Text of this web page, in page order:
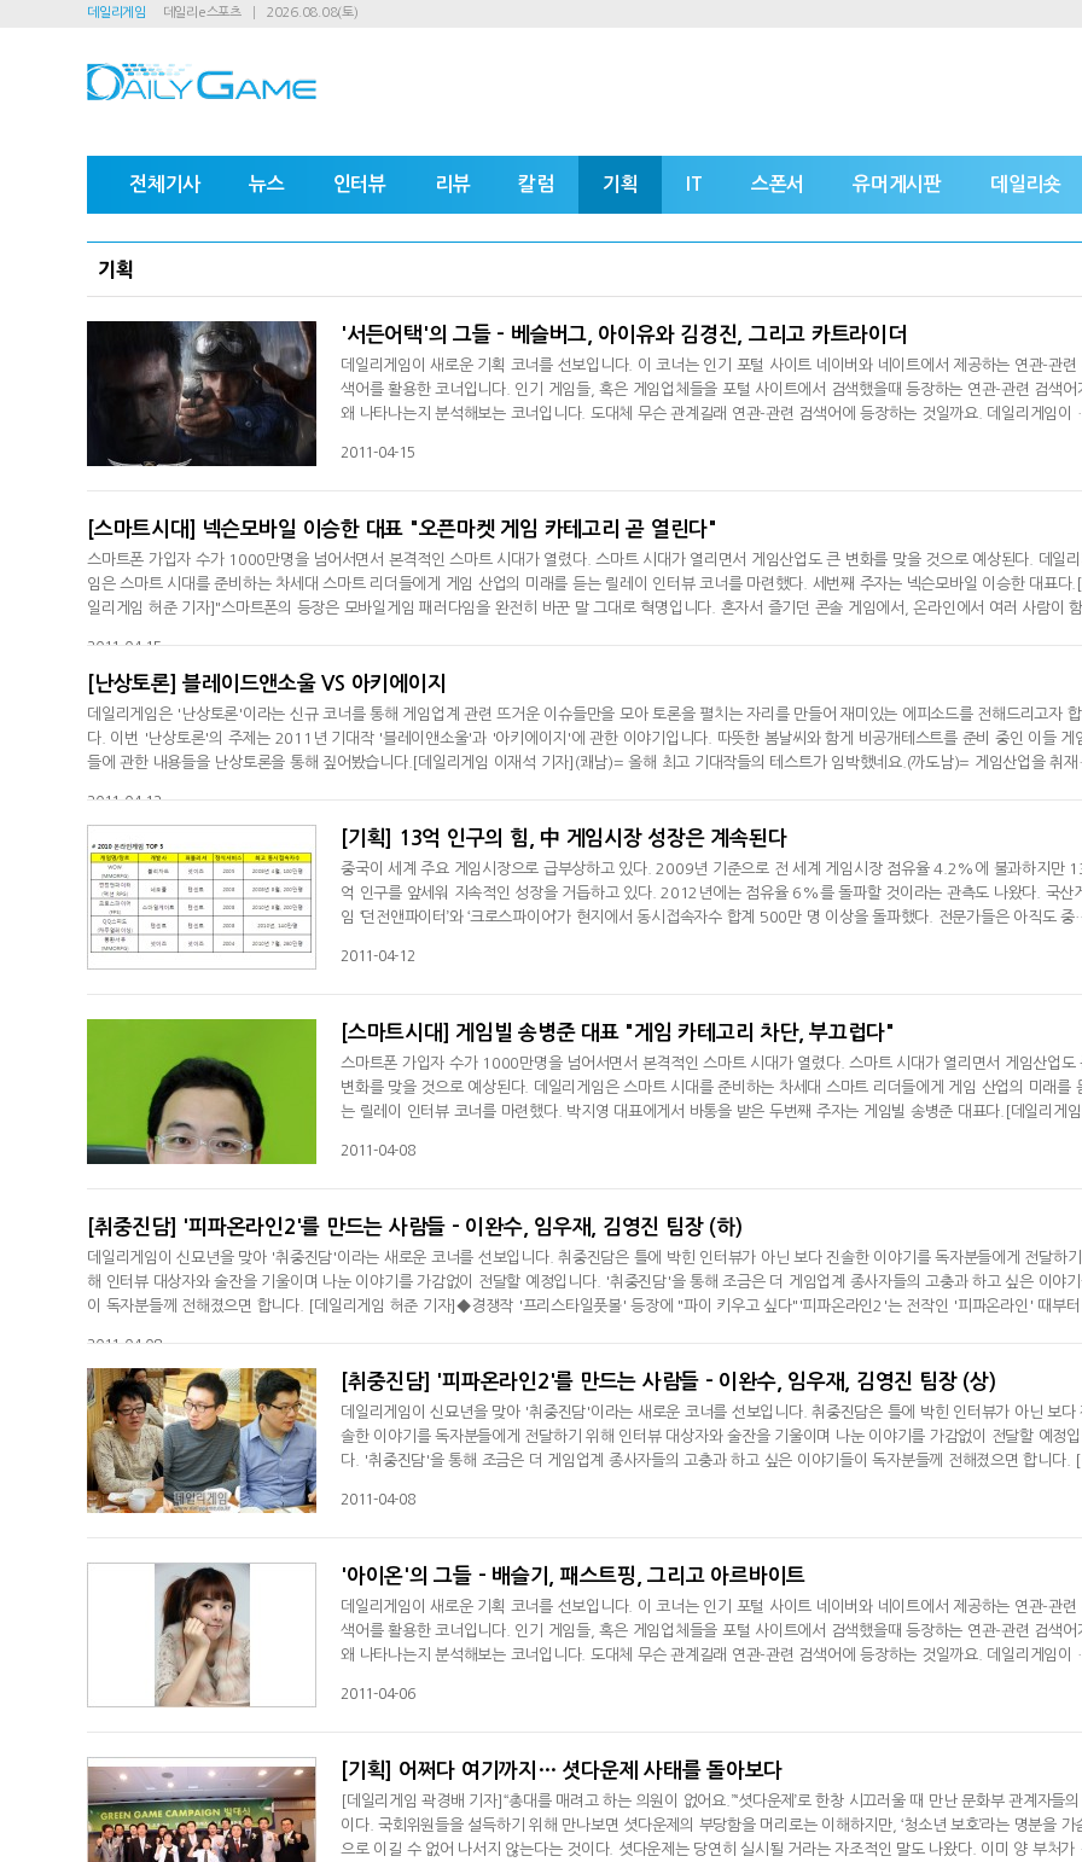
데일리게임 데일리e스포츠 2026.08.08(토)
전체기사 뉴스 인터뷰 리뷰 칼럼 기획 IT 스폰서 유머게시판 데일리숏
기획
'서든어택'의 그들 - 베슬버그, 아이유와 김경진, 그리고 카트라이더
데일리게임이 새로운 기획 코너를 선보입니다. 이 코너는 인기 포털 사이트 네이버와 네이트에서 제공하는 연관-관련
색어를 활용한 코너입니다. 인기 게임들, 혹은 게임업체들을 포털 사이트에서 검색했을때 등장하는 연관-관련 검색어
왜 나타나는지 분석해보는 코너입니다. 도대체 무슨 관계길래 연관-관련 검색어에 등장하는 것일까요. 데일리게임이
PC방 점유율 조사 사이트 게임트릭스 기준 '아이온'에 이어 2위 자리를 차지하고 있는 인기 FPS게임입니다. 과연 어떤
2011-04-15
[스마트시대] 넥슨모바일 이승한 대표 "오픈마켓 게임 카테고리 곧 열린다"
스마트폰 가입자 수가 1000만명을 넘어서면서 본격적인 스마트 시대가 열렸다. 스마트 시대가 열리면서 게임산업도 큰 변화를 맞을 것으로 예상된다. 데일리
임은 스마트 시대를 준비하는 차세대 스마트 리더들에게 게임 산업의 미래를 듣는 릴레이 인터뷰 코너를 마련했다. 세번째 주자는 넥슨모바일 이승한 대표다.[
일리게임 허준 기자]"스마트폰의 등장은 모바일게임 패러다임을 완전히 바꾼 말 그대로 혁명입니다. 혼자서 즐기던 콘솔 게임에서, 온라인에서 여러 사람이
2011-04-15
[난상토론] 블레이드앤소울 VS 아키에이지
데일리게임은 '난상토론'이라는 신규 코너를 통해 게임업계 관련 뜨거운 이슈들만을 모아 토론을 펼치는 자리를 만들어 재미있는 에피소드를 전해드리고자 합
다. 이번 '난상토론'의 주제는 2011년 기대작 '블레이앤소울'과 '아키에이지'에 관한 이야기입니다. 따뜻한 봄날씨와 함게 비공개테스트를 준비 중인 이들 게
들에 관한 내용들을 난상토론을 통해 짚어봤습니다.[데일리게임 이재석 기자](쾌남)= 올해 최고 기대작들의 테스트가 임박했네요.(까도남)= 게임산업을 취재
2011-04-12
[기획] 13억 인구의 힘, 中 게임시장 성장은 계속된다
중국이 세계 주요 게임시장으로 급부상하고 있다. 2009년 기준으로 전 세계 게임시장 점유율 4.2%에 불과하지만
억 인구를 앞세워 지속적인 성장을 거듭하고 있다. 2012년에는 점유율 6%를 돌파할 것이라는 관측도 나왔다. 국산게
임 ‘던전앤파이터’와 ‘크로스파이어’가 현지에서 동시접속자수 합계 500만 명 이상을 돌파했다. 전문가들은 아직도 중
동향을 살펴봤다. [데일리게임 곽경배 기자]◆ 중국, 세계 온라인게임 강국으로 ‘우뚝’많은 사람들이 한국이 세계 온라인
2011-04-12
[스마트시대] 게임빌 송병준 대표 "게임 카테고리 차단, 부끄럽다"
스마트폰 가입자 수가 1000만명을 넘어서면서 본격적인 스마트 시대가 열렸다. 스마트 시대가 열리면서 게임산업도
변화를 맞을 것으로 예상된다. 데일리게임은 스마트 시대를 준비하는 차세대 스마트 리더들에게 게임 산업의 미래를
는 릴레이 인터뷰 코너를 마련했다. 박지영 대표에게서 바통을 받은 두번째 주자는 게임빌 송병준 대표다.[데일리게
으로 애플 앱스토어 내에 게임 카테고리가 없는 국가는 한국을 포함해 5개 국가밖에 없습니다. 솔직히 게임빌의
2011-04-08
[취중진담] '피파온라인2'를 만드는 사람들 - 이완수, 임우재, 김영진 팀장 (하)
데일리게임이 신묘년을 맞아 '취중진담'이라는 새로운 코너를 선보입니다. 취중진담은 틀에 박힌 인터뷰가 아닌 보다 진솔한 이야기를 독자분들에게 전달하기
해 인터뷰 대상자와 술잔을 기울이며 나눈 이야기를 가감없이 전달할 예정입니다. '취중진담'을 통해 조금은 더 게임업계 종사자들의 고충과 하고 싶은 이야
이 독자분들께 전해졌으면 합니다. [데일리게임 허준 기자]◆경쟁작 '프리스타일풋볼' 등장에 "파이 키우고 싶다"'피파온라인2'는 전작인 '피파온라인' 때부터
2011-04-08
[취중진담] '피파온라인2'를 만드는 사람들 - 이완수, 임우재, 김영진 팀장 (상)
데일리게임이 신묘년을 맞아 '취중진담'이라는 새로운 코너를 선보입니다. 취중진담은 틀에 박힌 인터뷰가 아닌 보다
솔한 이야기를 독자분들에게 전달하기 위해 인터뷰 대상자와 술잔을 기울이며 나눈 이야기를 가감없이 전달할 예정입
다. '취중진담'을 통해 조금은 더 게임업계 종사자들의 고충과 하고 싶은 이야기들이 독자분들께 전해졌으면 합니다. [
'피파온라인2'를 책임지고 있는 기획-개발-사업 팀장들입니다. 기획을 책임지고 있는 임우재 팀장, 개발을 책임지고 있
2011-04-08
'아이온'의 그들 - 배슬기, 패스트핑, 그리고 아르바이트
데일리게임이 새로운 기획 코너를 선보입니다. 이 코너는 인기 포털 사이트 네이버와 네이트에서 제공하는 연관-관련
색어를 활용한 코너입니다. 인기 게임들, 혹은 게임업체들을 포털 사이트에서 검색했을때 등장하는 연관-관련 검색어
왜 나타나는지 분석해보는 코너입니다. 도대체 무슨 관계길래 연관-관련 검색어에 등장하는 것일까요. 데일리게임이
니다. '아이온'은 PC방 점유율 조사 사이트 게임트릭스 기준 115주 연속 1위 자리를 차지하고 있는 최고 인기게임입니
2011-04-06
[기획] 어쩌다 여기까지… 셧다운제 사태를 돌아보다
[데일리게임 곽경배 기자]“총대를 매려고 하는 의원이 없어요.”‘셧다운제’로 한창 시끄러울 때 만난 문화부 관계자들
이다. 국회위원들을 설득하기 위해 만나보면 셧다운제의 부당함을 머리로는 이해하지만, ‘청소년 보호’라는 명분을 가
으로 이길 수 없어 나서지 않는다는 것이다. 셧다운제는 당연히 실시될 거라는 자조적인 말도 나왔다. 이미 양 부처가
원 기록
5종 공개
달리고 헌혈하고…'블루아
카' 이색 사회공헌
환 자신